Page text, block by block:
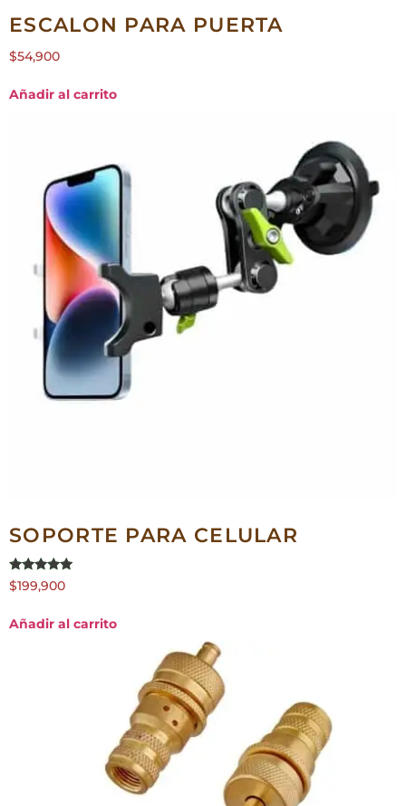
ESCALON PARA PUERTA
$54,900
Añadir al carrito
SOPORTE PARA CELULAR
Valorado en
5.00
$199,900
Añadir al carrito